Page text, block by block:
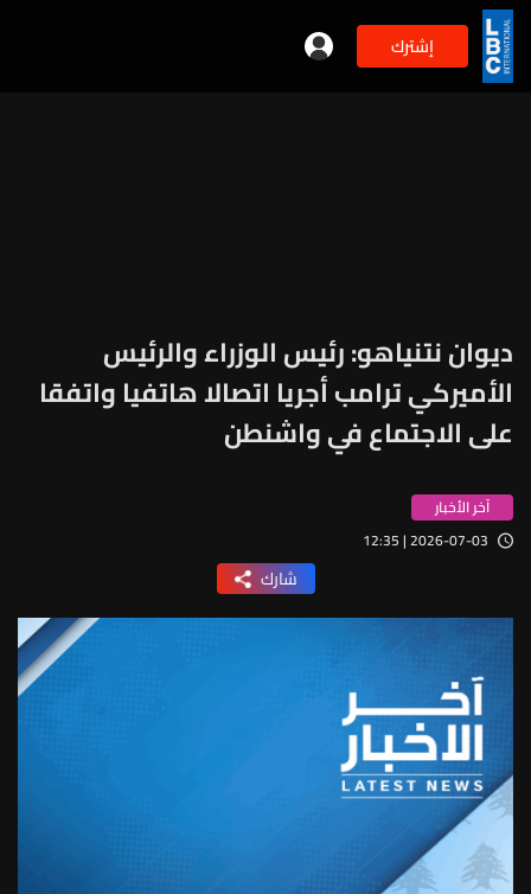
إشترك
ديوان نتنياهو: رئيس الوزراء والرئيس
الأميركي ترامب أجريا اتصالا هاتفيا واتفقا
على الاجتماع في واشنطن
آخر الأخبار
2026-07-03 | 12:35
شارك